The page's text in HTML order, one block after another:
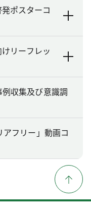
ポスターコ
リーフレッ
例収集及び意識調
アフリー」動画コ